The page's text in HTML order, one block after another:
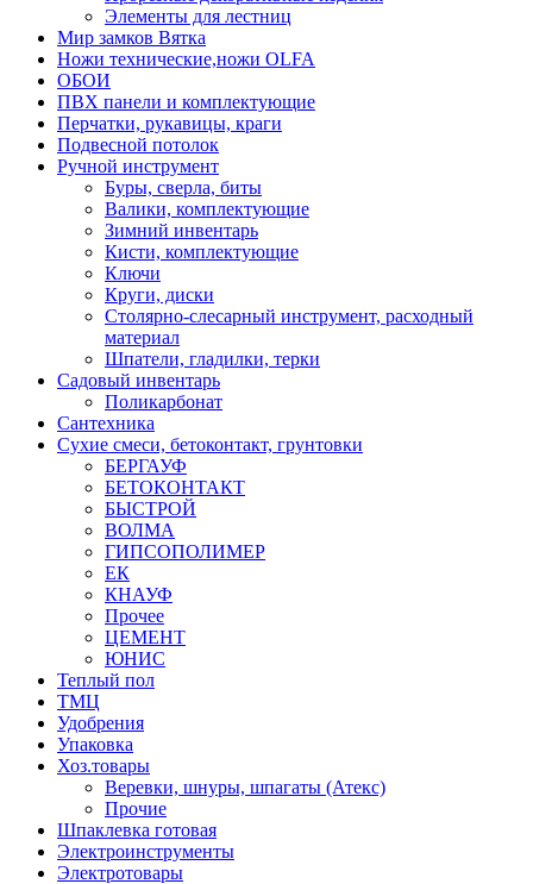
Элементы для лестниц
Мир замков Вятка
Ножи технические,ножи OLFA
ОБОИ
ПВХ панели и комплектующие
Перчатки, рукавицы, краги
Подвесной потолок
Ручной инструмент
Буры, сверла, биты
Валики, комплектующие
Зимний инвентарь
Кисти, комплектующие
Ключи
Круги, диски
Столярно-слесарный инструмент, расходный
материал
Шпатели, гладилки, терки
Садовый инвентарь
Поликарбонат
Сантехника
Сухие смеси, бетоконтакт, грунтовки
БЕРГАУФ
БЕТОКОНТАКТ
БЫСТРОЙ
ВОЛМА
ГИПСОПОЛИМЕР
ЕК
КНАУФ
Прочее
ЦЕМЕНТ
ЮНИС
Теплый пол
ТМЦ
Удобрения
Упаковка
Хоз.товары
Веревки, шнуры, шпагаты (Атекс)
Прочие
Шпаклевка готовая
Электроинструменты
Электротовары